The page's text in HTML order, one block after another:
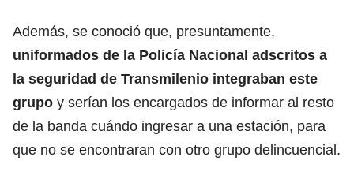
Además, se conoció que, presuntamente,
uniformados de la Policía Nacional adscritos a
la seguridad de Transmilenio integraban este
grupo y serían los encargados de informar al resto
de la banda cuándo ingresar a una estación, para
que no se encontraran con otro grupo delincuencial.